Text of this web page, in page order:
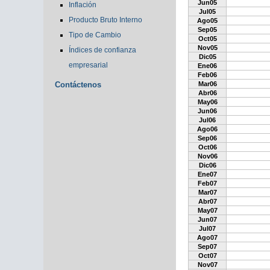
Inflación
Producto Bruto Interno
Tipo de Cambio
Índices de confianza
empresarial
Contáctenos
Jun05
Jul05
Ago05
Sep05
Oct05
Nov05
Dic05
Ene06
Feb06
Mar06
Abr06
May06
Jun06
Jul06
Ago06
Sep06
Oct06
Nov06
Dic06
Ene07
Feb07
Mar07
Abr07
May07
Jun07
Jul07
Ago07
Sep07
Oct07
Nov07